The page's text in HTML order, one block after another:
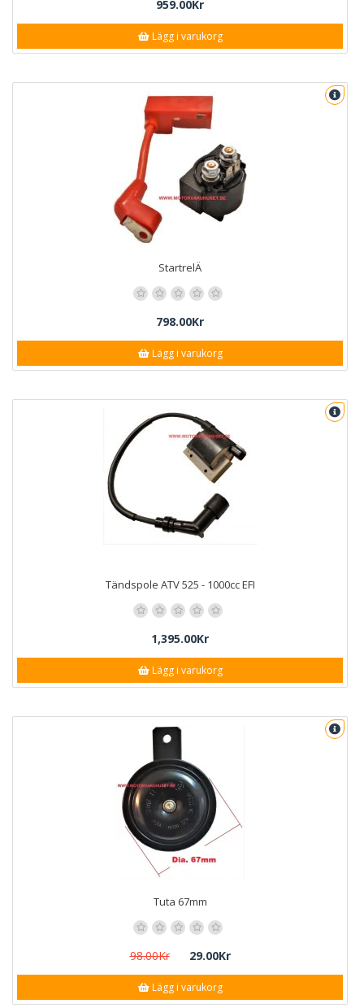
959.00Kr
Lägg i varukorg
StartrelÄ
798.00Kr
Lägg i varukorg
Tändspole ATV 525 - 1000cc EFI
1,395.00Kr
Lägg i varukorg
Tuta 67mm
98.00Kr 29.00Kr
Lägg i varukorg